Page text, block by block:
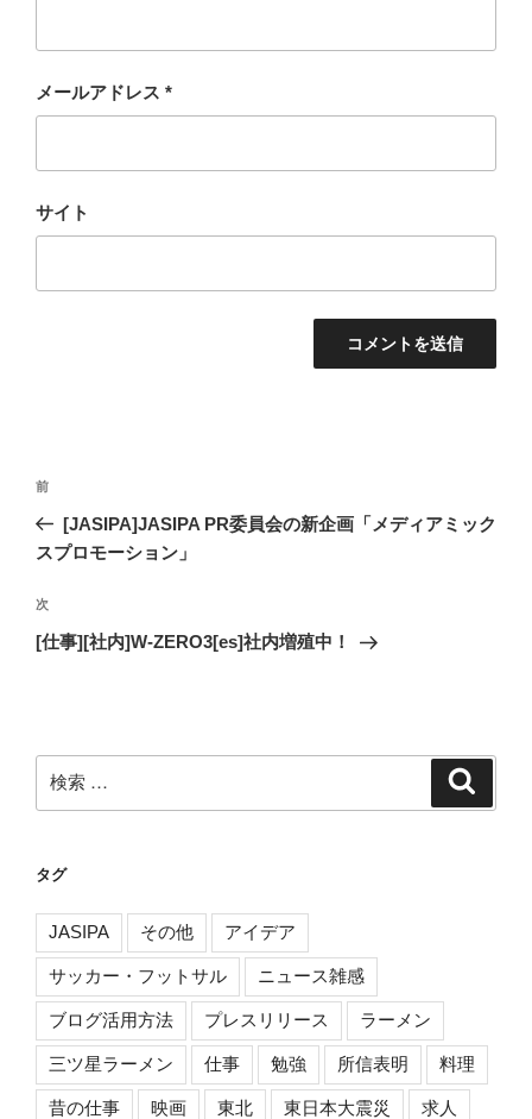
メールアドレス *
サイト
投
ナ
ゲ
ー
過
去
の
稿
前
[JASIPA]JASIPA PR委員会の新企画「メディアミック
スプロモーション」
次
の
次
[仕事][社内]W-ZERO3[es]社内増殖中！
検
索:
タグ
JASIPA その他 アイデア
サッカー・フットサル ニュース雑感
ブログ活用方法 プレスリリース ラーメン
三ツ星ラーメン 仕事 勉強 所信表明 料理
昔の仕事 映画 東北 東日本大震災 求人